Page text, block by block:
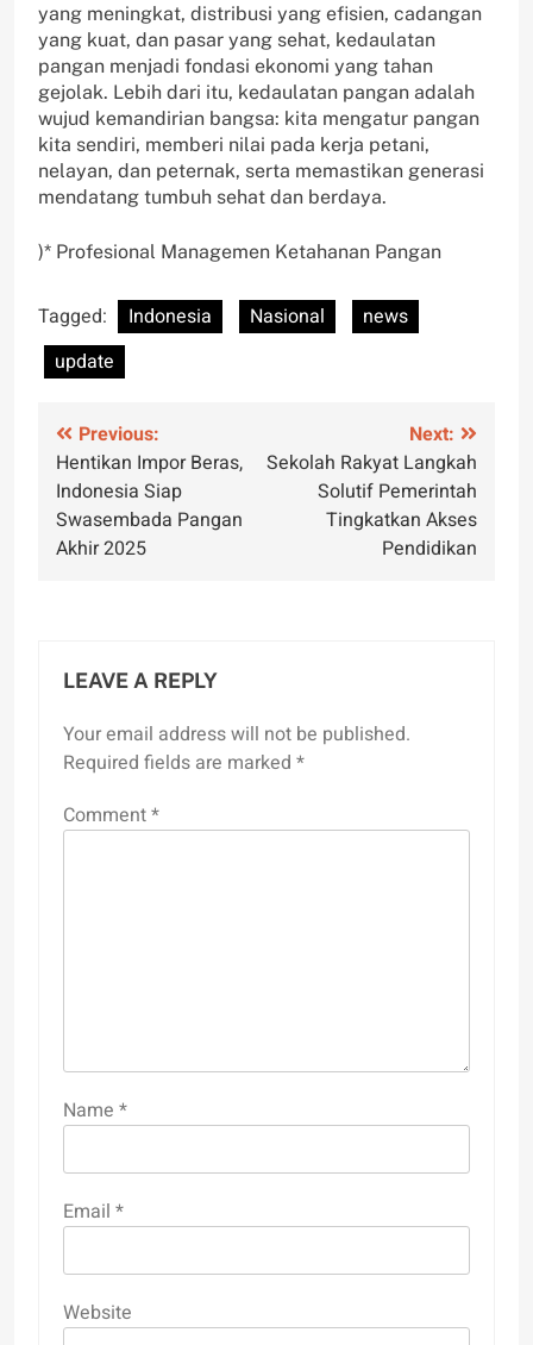
yang meningkat, distribusi yang efisien, cadangan
yang kuat, dan pasar yang sehat, kedaulatan
pangan menjadi fondasi ekonomi yang tahan
gejolak. Lebih dari itu, kedaulatan pangan adalah
wujud kemandirian bangsa: kita mengatur pangan
kita sendiri, memberi nilai pada kerja petani,
nelayan, dan peternak, serta memastikan generasi
mendatang tumbuh sehat dan berdaya.
)* Profesional Managemen Ketahanan Pangan
Tagged: Indonesia Nasional
news
update
Post
navigation
Previous:
Hentikan Impor Beras,
Indonesia Siap
Swasembada Pangan
Akhir 2025
Next:
Sekolah Rakyat Langkah
Solutif Pemerintah
Tingkatkan Akses
Pendidikan
LEAVE A REPLY
Your email address will not be published.
Required fields are marked *
Comment*
Name *
Email *
Website